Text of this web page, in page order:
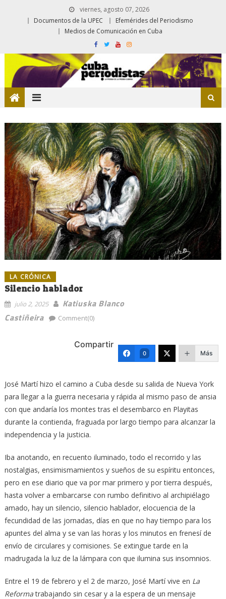
viernes, agosto 07, 2026
Documentos de la UPEC
Efemérides del Periodismo
Medios de Comunicación en Cuba
LA CRÓNICA
Silencio hablador
julio 2, 2025
Katiuska Blanco
Castiñeira
Comment(0)
Compartir
0 Más
José Martí hizo el camino a Cuba desde su salida de Nueva York
para llegar a la guerra necesaria y rápida al mismo paso de ansia
con que andaría los montes tras el desembarco en Playitas
durante la contienda, fraguada por largo tiempo para alcanzar la
independencia y la justicia.
Iba anotando, en recuento iluminado, todo el recorrido y las
nostalgias, ensimismamientos y sueños de su espíritu entonces,
pero en ese diario que va por mar primero y por tierra después,
hasta volver a embarcarse con rumbo definitivo al archipiélago
amado, hay un silencio, silencio hablador, elocuencia de la
fecundidad de las jornadas, días en que no hay tiempo para los
apuntes del alma y se van las horas y los minutos en frenesí de
envío de circulares y comisiones. Se extingue tarde en la
madrugada la luz de la lámpara con que ilumina sus insomnios.
Entre el 19 de febrero y el 2 de marzo, José Martí vive en La
Reformatrabajando sin cesar y a la espera de un mensaje